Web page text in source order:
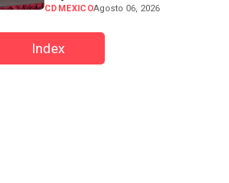
CDMEXICOAgosto 06, 2026
Index